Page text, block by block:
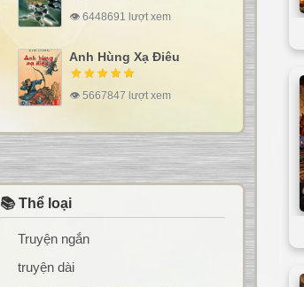
👁 6448691 lượt xem
Anh Hùng Xạ Điêu
👁 5667847 lượt xem
📚 Thể loại
Truyện ngắn
truyện dài